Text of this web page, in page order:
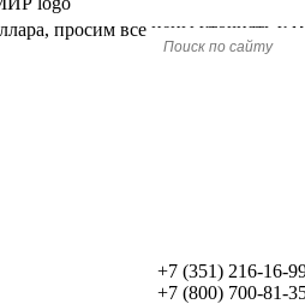
просим все цены уточнять у
+7 (351) 216-16-
+7 (800) 700-81-